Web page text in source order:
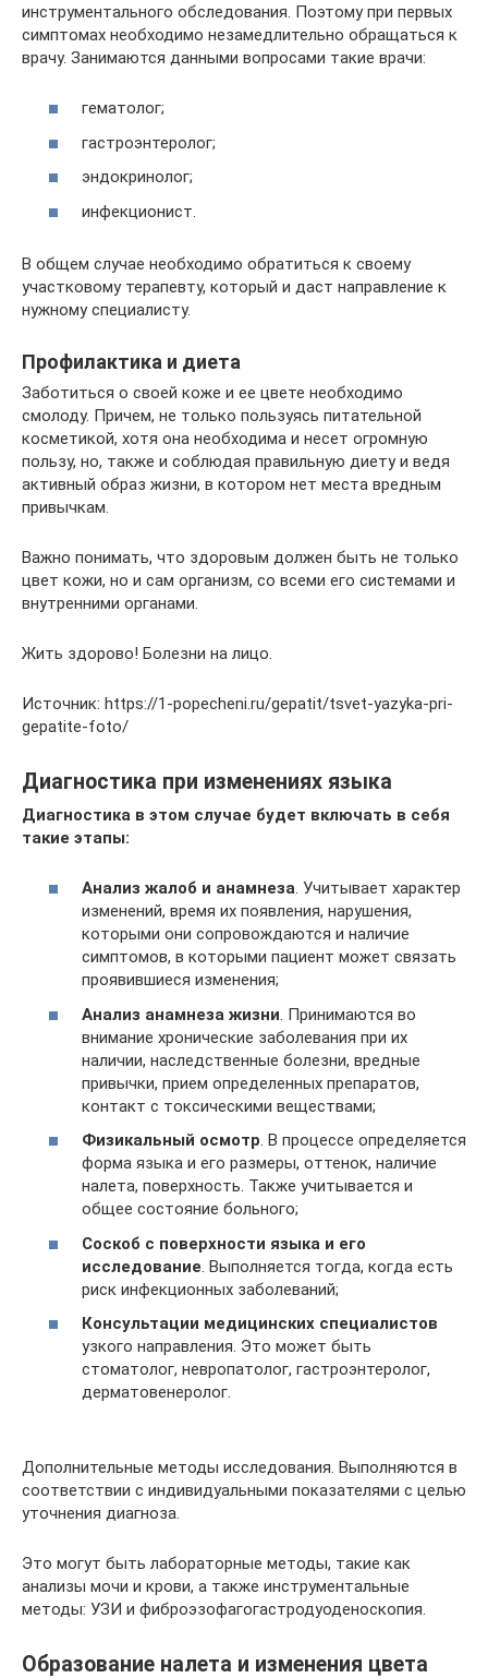
инструментального обследования. Поэтому при первых
симптомах необходимо незамедлительно обращаться к
врачу. Занимаются данными вопросами такие врачи:
гематолог;
гастроэнтеролог;
эндокринолог;
инфекционист.
В общем случае необходимо обратиться к своему
участковому терапевту, который и даст направление к
нужному специалисту.
Профилактика и диета
Заботиться о своей коже и ее цвете необходимо
смолоду. Причем, не только пользуясь питательной
косметикой, хотя она необходима и несет огромную
пользу, но, также и соблюдая правильную диету и ведя
активный образ жизни, в котором нет места вредным
привычкам.
Важно понимать, что здоровым должен быть не только
цвет кожи, но и сам организм, со всеми его системами и
внутренними органами.
Жить здорово! Болезни на лицо.
Источник: https://1-popecheni.ru/gepatit/tsvet-yazyka-pri-
gepatite-foto/
Диагностика при изменениях языка
Диагностика в этом случае будет включать в себя
такие этапы:
Анализ жалоб и анамнеза. Учитывает характер
изменений, время их появления, нарушения,
которыми они сопровождаются и наличие
симптомов, в которыми пациент может связать
проявившиеся изменения;
Анализ анамнеза жизни . Принимаются во
внимание хронические заболевания при их
наличии, наследственные болезни, вредные
привычки, прием определенных препаратов,
контакт с токсическими веществами;
Физикальный осмотр. В процессе определяется
форма языка и его размеры, оттенок, наличие
налета, поверхность. Также учитывается и
общее состояние больного;
Соскоб с поверхности языка и его
исследование . Выполняется тогда, когда есть
риск инфекционных заболеваний;
Консультации медицинских специалистов
узкого направления. Это может быть
стоматолог, невропатолог, гастроэнтеролог,
дерматовенеролог.
Дополнительные методы исследования. Выполняются в
соответствии с индивидуальными показателями с целью
уточнения диагноза.
Это могут быть лабораторные методы, такие как
анализы мочи и крови, а также инструментальные
методы: УЗИ и фиброэзофагогастродуоденоскопия.
Образование налета и изменения цвета